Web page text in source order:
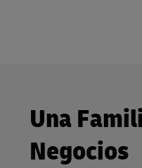
Una
Negocios